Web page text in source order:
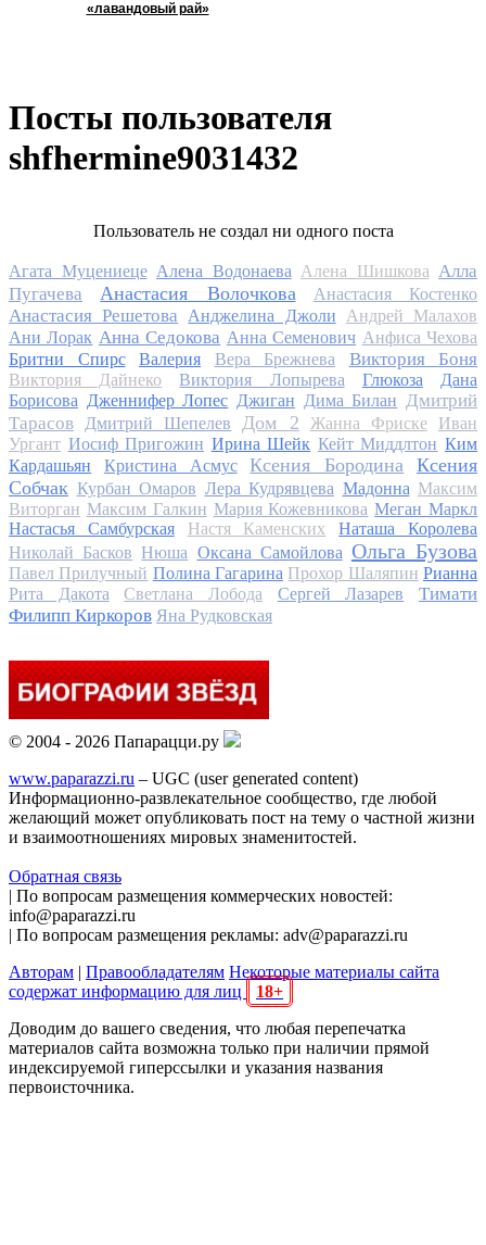
«лавандовый рай»
Посты пользователя
shfhermine9031432
Пользователь не создал ни одного поста
Агата Муцениеце Алена Водонаева Алена Шишкова Алла
Пугачева
Анастасия Волочкова Анастасия Костенко
Анастасия Решетова Анджелина Джоли
Андрей Малахов
Ани Лорак Анна Седокова Анна Семенович Анфиса Чехова
Бритни Спирс
Валерия Вера Брежнева Виктория Боня
Виктория Дайнеко Виктория Лопырева Глюкоза
Дана
Борисова Дженнифер Лопес Джиган Дима Билан Дмитрий
Тарасов
Дмитрий Шепелев Дом 2 Жанна Фриске
Иван
Ургант Иосиф Пригожин Ирина Шейк Кейт Миддлтон Ким
Кардашьян
Кристина Асмус Ксения Бородина
Ксения
Собчак Курбан Омаров Лера Кудрявцева Мадонна Максим
Виторган Максим Галкин Мария Кожевникова Меган Маркл
Настасья Самбурская
Настя Каменских
Наташа Королева
Николай Басков Нюша Оксана Самойлова Ольга Бузова
Павел Прилучный Полина Гагарина Прохор Шаляпин Рианна
Рита Дакота
Светлана Лобода Сергей Лазарев
Тимати
Филипп Киркоров Яна Рудковская
© 2004 - 2026 Папарацци.ру
www.paparazzi.ru – UGC (user generated content)
Информационно-развлекательное сообщество, где любой
желающий может опубликовать пост на тему о частной жизни
и взаимоотношениях мировых знаменитостей.
Обратная связь
| По вопросам размещения коммерческих новостей:
info@paparazzi.ru
| По вопросам размещения рекламы: adv@paparazzi.ru
Авторам | Правообладателям Некоторые материалы сайта
содержат информацию для лиц
18+
Доводим до вашего сведения, что любая перепечатка
материалов сайта возможна только при наличии прямой
индексируемой гиперссылки и указания названия
первоисточника.